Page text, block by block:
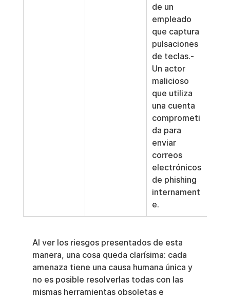
de un
empleado
que captura
pulsaciones
de teclas.-
Un actor
malicioso
que utiliza
una cuenta
comprometi
da para
enviar
correos
electrónicos
de phishing
internament
e.
Al ver los riesgos presentados de esta
manera, una cosa queda clarísima: cada
amenaza tiene una causa humana única y
no es posible resolverlas todas con las
mismas herramientas obsoletas e